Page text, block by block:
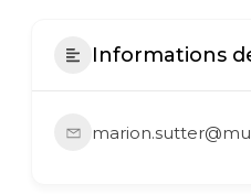
Informations